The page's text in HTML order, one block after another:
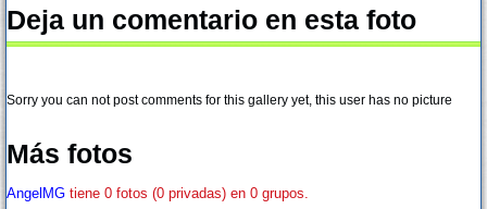
Deja un comentario en esta foto
Sorry you can not post comments for this gallery yet, this user has no picture
Más fotos
AngelMG tiene 0 fotos (0 privadas) en 0 grupos.